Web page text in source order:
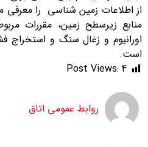
از اطلاعات زمین شناسی را
منابع زیرسطح زمین، مقررات
اورانیوم و زغال سنگ و استخراج
است.
Post Views: 4
روابط عمومی اتاق